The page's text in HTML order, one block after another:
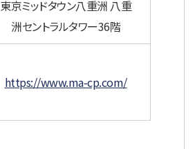
東京ミッドタウン八重洲 八重
洲セントラルタワー36階
https://www.ma-cp.com/